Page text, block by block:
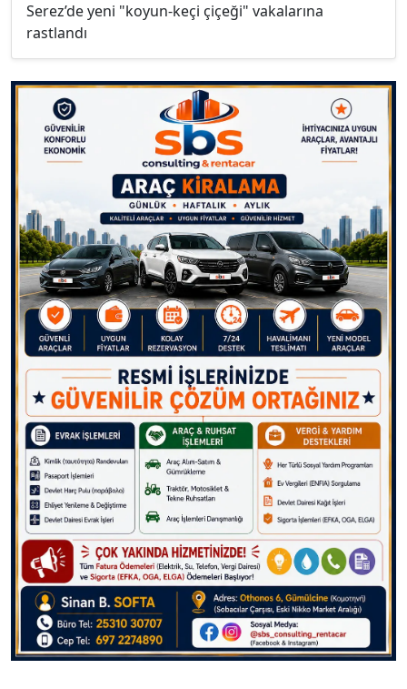
Serez’de yeni "koyun-keçi çiçeği" vakalarına
rastlandı